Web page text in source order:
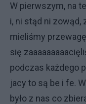
W pierwszym, na
i, ni stąd ni zowąd,
mieliśmy
się
podczas każdego
jacy to są be i fe.
było z nas co